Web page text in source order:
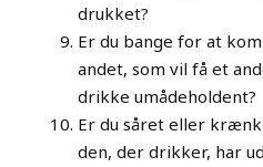
drukket?
Er du bange for at
andet, som vil få et
drikke umådeholdent?
Er du såret eller
den, der drikker, har